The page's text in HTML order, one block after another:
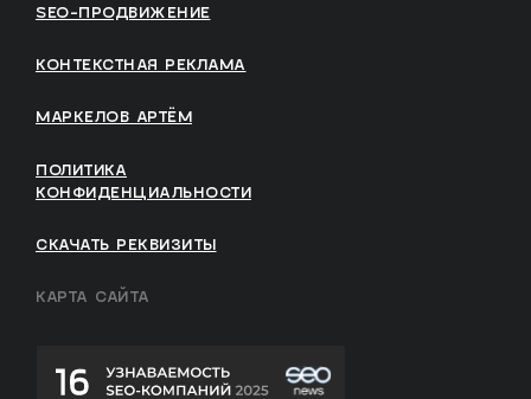
ПОЛИТИКА
КОНФИДЕНЦИАЛЬНОСТИ
СКАЧАТЬ РЕКВИЗИТЫ
КАРТА САЙТА
SEO-ПРОДВИЖЕНИЕ
КОНТЕКСТНАЯ РЕКЛАМА
МАРКЕЛОВ АРТЁМ